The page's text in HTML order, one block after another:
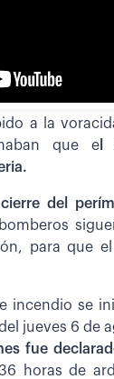
a la
que el
del
para que
incendio se
jueves 6 de
fue
horas de